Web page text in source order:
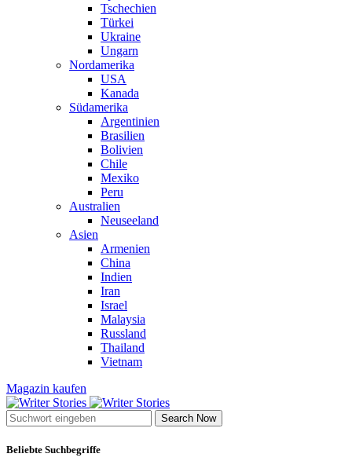
Tschechien
Türkei
Ukraine
Ungarn
Nordamerika
USA
Kanada
Südamerika
Argentinien
Brasilien
Bolivien
Chile
Mexiko
Peru
Australien
Neuseeland
Asien
Armenien
China
Indien
Iran
Israel
Malaysia
Russland
Thailand
Vietnam
Magazin kaufen
Search Now
Beliebte Suchbegriffe